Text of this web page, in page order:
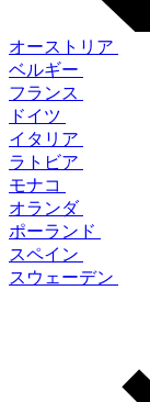
オーストリア
ベルギー
フランス
ドイツ
イタリア
ラトビア
モナコ
オランダ
ポーランド
スペイン
スウェーデン